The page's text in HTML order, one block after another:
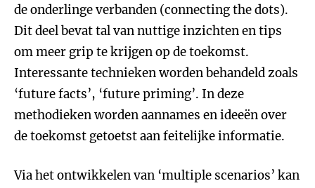
de onderlinge verbanden (connecting the dots).
Dit deel bevat tal van nuttige inzichten en tips
om meer grip te krijgen op de toekomst.
Interessante technieken worden behandeld zoals
‘future facts’, ‘future priming’. In deze
methodieken worden aannames en ideeën over
de toekomst getoetst aan feitelijke informatie.
Via het ontwikkelen van ‘multiple scenarios’ kan